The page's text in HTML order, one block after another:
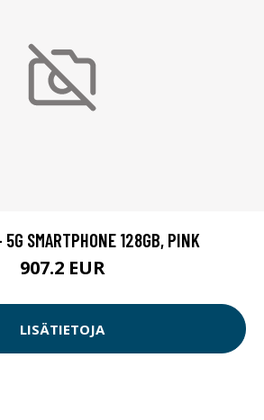
5G SMARTPHONE 128GB, PINK
907.2 EUR
LISÄTIETOJA